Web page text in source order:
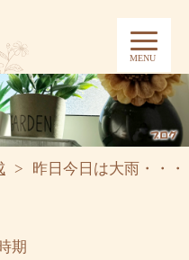
MENU
昨日今日は大雨・・・
期